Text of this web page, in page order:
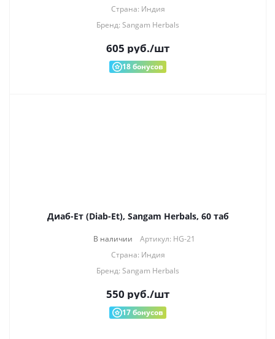
Страна: Индия
Бренд: Sangam Herbals
605 руб./шт
18бонусов
Диаб-Ет (Diab-Et), Sangam Herbals, 60 таб
В наличии
Артикул: HG-21
Страна: Индия
Бренд: Sangam Herbals
550 руб./шт
17бонусов